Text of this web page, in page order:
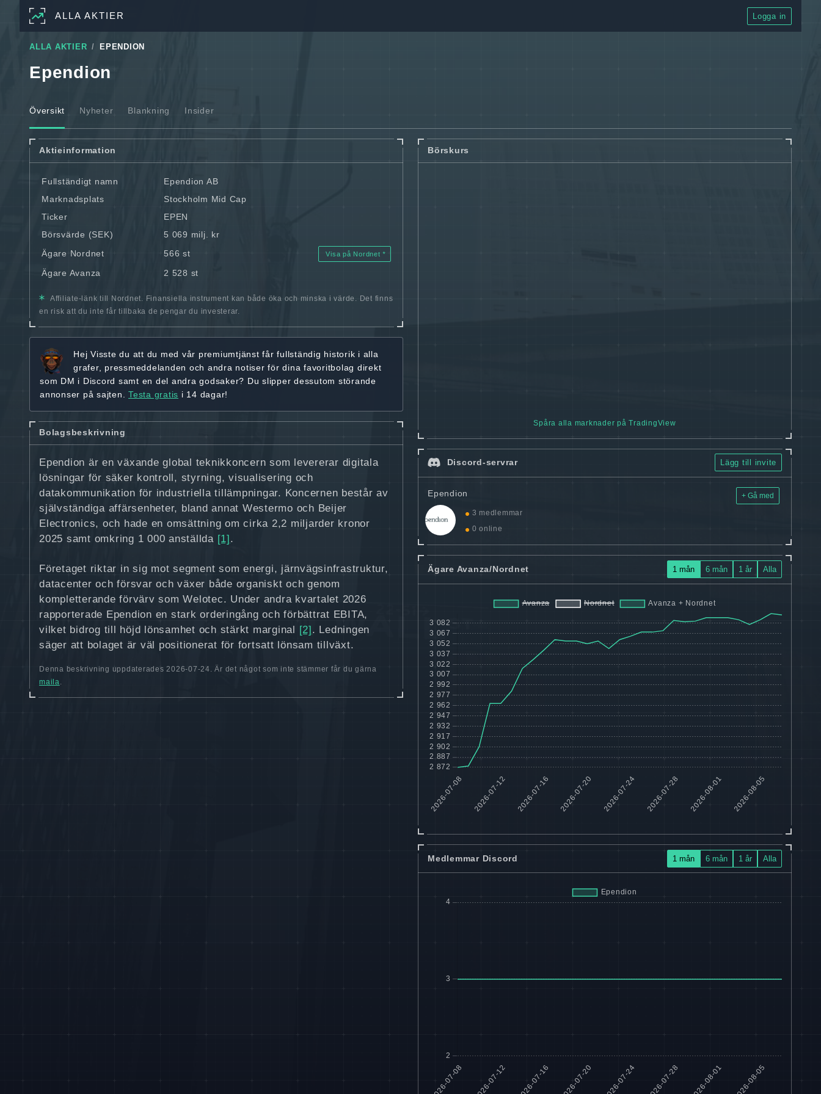
ALLA AKTIER Logga in
ALLA AKTIER EPENDION
Ependion
Översikt Nyheter Blankning Insider
Aktieinformation
Fullständigt namn
Ependion AB
Marknadsplats
Stockholm Mid Cap
Ticker
EPEN
Börsvärde (SEK)
5 069 milj. kr
Ägare Nordnet
566 st Visa på Nordnet
Ägare Avanza 2 528 st
Affiliate-länk till Nordnet. Finansiella instrument kan både öka och minska i värde. Det finns
en risk att du inte får tillbaka de pengar du investerar.
Hej Visste du att du med vår premiumtjänst fårfullständig historik i alla
grafer, pressmeddelanden och andra notiser för dina favoritbolag direkt
som DM i Discord samt en del andra godsaker? Du slipper dessutom störande
annonser på sajten. Testa gratis i 14 dagar!
Bolagsbeskrivning
Ependion är en växande global teknikkoncern som levererar digitala
lösningar för säker kontroll, styrning, visualisering och
datakommunikation för industriella tillämpningar. Koncernen består av
självständiga affärsenheter, bland annat Westermo och Beijer
Electronics, och hade en omsättning om cirka 2,2 miljarder kronor
2025 samt omkring 1 000 anställda [1] .
Företaget riktar in sig mot segment som energi, järnvägsinfrastruktur,
datacenter och försvar och växer både organiskt och genom
kompletterande förvärv som Welotec. Under andra kvartalet 2026
rapporterade Ependion en stark orderingång och förbättrat EBITA,
vilket bidrog till höjd lönsamhet och stärkt marginal
[2] . Ledningen
säger att bolaget är väl positionerat för fortsatt lönsam tillväxt.
Denna beskrivning uppdaterades 2026-07-24. Är det något som inte stämmer får du gärna
maila.
Börskurs
Spåra alla marknader på TradingView
Discord-servrar Lägg till invite
Ependion
3 medlemmar
0 online
+ Gå med
Ägare Avanza/Nordnet 1 mån 6 mån 1 år Alla
Medlemmar Discord 1 mån 6 mån 1 år Alla